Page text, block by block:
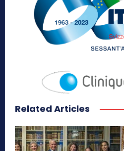
Related Articles